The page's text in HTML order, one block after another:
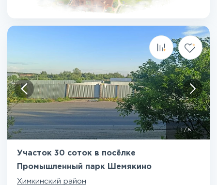
1 /5
Участок 30 соток в посёлке
Промышленный парк Шемякино
Химкинский район